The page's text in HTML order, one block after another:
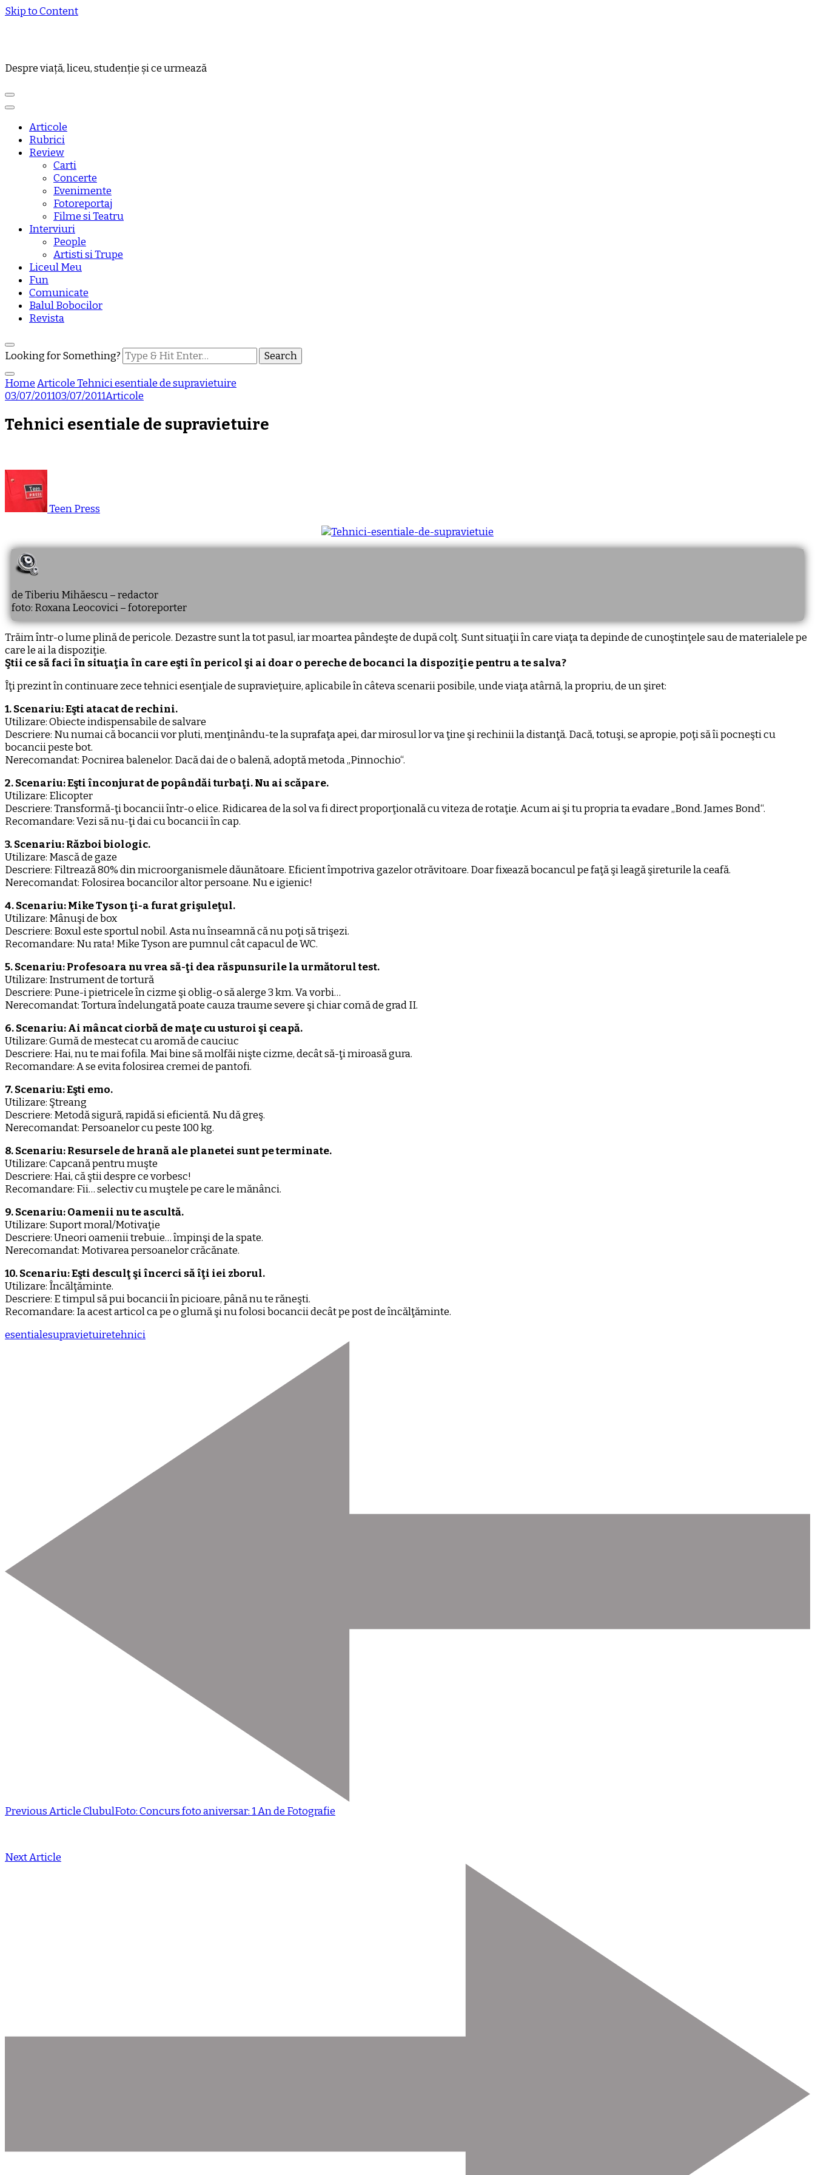
Skip to Content
Despre viață, liceu, studenție și ce urmează
Articole
Rubrici
Review
Carti
Concerte
Evenimente
Fotoreportaj
Filme si Teatru
Interviuri
People
Artisti si Trupe
Liceul Meu
Fun
Comunicate
Balul Bobocilor
Revista
Looking for Something?
HomeArticoleTehnici esentiale de supravietuire
03/07/201103/07/2011Articole
Tehnici esentiale de supravietuire
Teen Press
de Tiberiu Mihăescu – redactor
foto: Roxana Leocovici – fotoreporter
Trăim într-o lume plină de pericole. Dezastre sunt la tot pasul, iar moartea pândeşte de după colţ. Sunt situaţii în care viaţa ta depinde de cunoştinţele sau de materialele pe
care le ai la dispoziţie.
Ştii ce să faci în situaţia în care eşti în pericol şi ai doar o pereche de bocanci la dispoziţie pentru a te salva?
Îţi prezint în continuare zece tehnici esenţiale de supravieţuire, aplicabile în câteva scenarii posibile, unde viaţa atârnă, la propriu, de un şiret:
1. Scenariu: Eşti atacat de rechini.
Utilizare: Obiecte indispensabile de salvare
Descriere: Nu numai că bocancii vor pluti, menţinându-te la suprafaţa apei, dar mirosul lor va ţine şi rechinii la distanţă. Dacă, totuşi, se apropie, poţi să îi pocneşti cu
bocancii peste bot.
Nerecomandat: Pocnirea balenelor. Dacă dai de o balenă, adoptă metoda „Pinnochio“.
2. Scenariu: Eşti înconjurat de popândăi turbaţi. Nu ai scăpare.
Utilizare: Elicopter
Descriere: Transformă-ţi bocancii într-o elice. Ridicarea de la sol va fi direct proporţională cu viteza de rotaţie. Acum ai şi tu propria ta evadare „Bond. James Bond“.
Recomandare: Vezi să nu-ţi dai cu bocancii în cap.
3. Scenariu: Război biologic.
Utilizare: Mască de gaze
Descriere: Filtrează 80% din microorganismele dăunătoare. Eficient împotriva gazelor otrăvitoare. Doar fixează bocancul pe faţă şi leagă şireturile la ceafă.
Nerecomandat: Folosirea bocancilor altor persoane. Nu e igienic!
4. Scenariu: Mike Tyson ţi-a furat grişuleţul.
Utilizare: Mânuşi de box
Descriere: Boxul este sportul nobil. Asta nu înseamnă că nu poţi să trişezi.
Recomandare: Nu rata! Mike Tyson are pumnul cât capacul de WC.
5. Scenariu: Profesoara nu vrea să-ţi dea răspunsurile la următorul test.
Utilizare: Instrument de tortură
Descriere: Pune-i pietricele în cizme şi oblig-o să alerge 3 km. Va vorbi…
Nerecomandat: Tortura îndelungată poate cauza traume severe şi chiar comă de grad II.
6. Scenariu: Ai mâncat ciorbă de maţe cu usturoi şi ceapă.
Utilizare: Gumă de mestecat cu aromă de cauciuc
Descriere: Hai, nu te mai fofila. Mai bine să molfăi nişte cizme, decât să-ţi miroasă gura.
Recomandare: A se evita folosirea cremei de pantofi.
7. Scenariu: Eşti emo.
Utilizare: Ştreang
Descriere: Metodă sigură, rapidă si eficientă. Nu dă greş.
Nerecomandat: Persoanelor cu peste 100 kg.
8. Scenariu: Resursele de hrană ale planetei sunt pe terminate.
Utilizare: Capcană pentru muşte
Descriere: Hai, că ştii despre ce vorbesc!
Recomandare: Fii… selectiv cu muştele pe care le mănânci.
9. Scenariu: Oamenii nu te ascultă.
Utilizare: Suport moral/Motivaţie
Descriere: Uneori oamenii trebuie… împinşi de la spate.
Nerecomandat: Motivarea persoanelor crăcănate.
10. Scenariu: Eşti desculţ şi încerci să îţi iei zborul.
Utilizare: Încălţăminte.
Descriere: E timpul să pui bocancii în picioare, până nu te răneşti.
Recomandare: Ia acest articol ca pe o glumă şi nu folosi bocancii decât pe post de încălţăminte.
esentialesupravietuiretehnici
Previous ArticleClubulFoto: Concurs foto aniversar: 1 An de Fotografie
Next Article